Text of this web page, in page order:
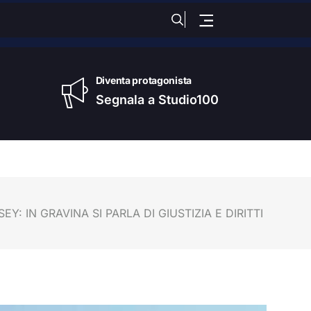
Diventa protagonista
Segnala a Studio100
IN GRAVINA SI PARLA DI GIUSTIZIA E DIRITTI